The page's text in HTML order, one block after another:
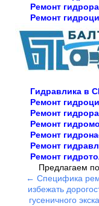
Ремонт
Ремонт
Гидравлика в
Ремонт
Ремонт
Ремонт
Ремонт
Ремонт
Ремонт
Предлагаем
← Специфика
избежать
гусеничного